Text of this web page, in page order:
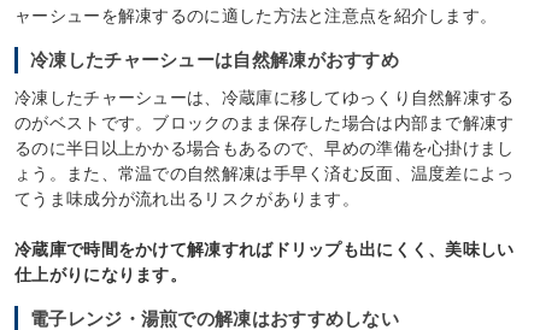
ャーシューを解凍するのに適した方法と注意点を紹介します。
冷凍したチャーシューは自然解凍がおすすめ
冷凍したチャーシューは、冷蔵庫に移してゆっくり自然解凍する
のがベストです。ブロックのまま保存した場合は内部まで解凍す
るのに半日以上かかる場合もあるので、早めの準備を心掛けまし
ょう。また、常温での自然解凍は手早く済む反面、温度差によっ
てうま味成分が流れ出るリスクがあります。
冷蔵庫で時間をかけて解凍すればドリップも出にくく、美味しい
仕上がりになります。
電子レンジ・湯煎での解凍はおすすめしない